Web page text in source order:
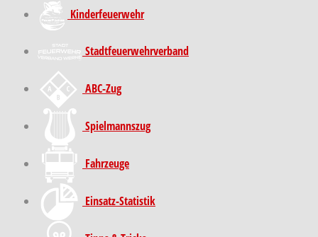
Kinder­feuer­wehr
Stadt­feuer­wehr­verband
ABC-Zug
Spielmannszug
Fahrzeuge
Einsatz-Statistik